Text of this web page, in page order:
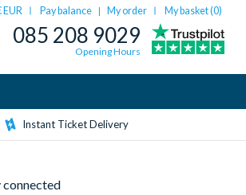
EUR Pay balance | My order My basket (0)
085 208 9029
Opening Hours
Instant Ticket Delivery
connected